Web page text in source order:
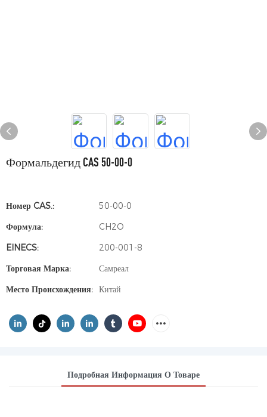
Формальдегид CAS 50-00-0
Номер CAS.:
50-00-0
Формула:
CH2O
EINECS:
200-001-8
Торговая Марка:
Самреал
Место Происхождения: Китай
Подробная Информация О Товаре